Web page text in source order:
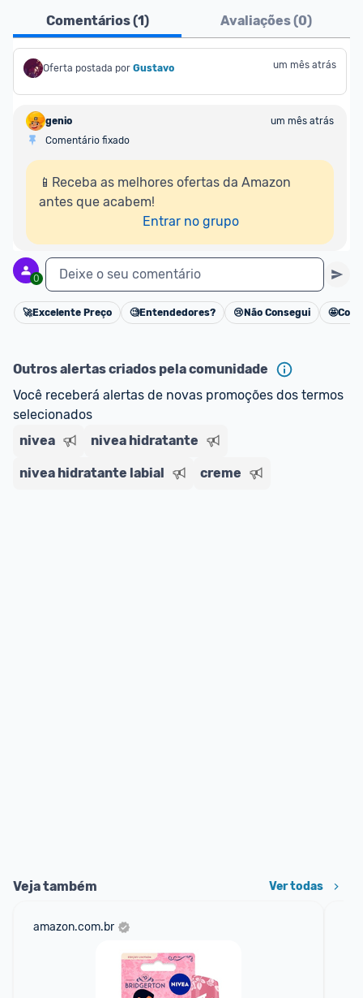
Comentários (1) Avaliações (0)
Oferta postada por Gustavo um mês atrás
genio
um mês atrás
Comentário fixado
📱Receba as melhores ofertas da Amazon
antes que acabem!
Entrar no grupo
0 Deixe o seu comentário
Cancelar
🚀Excelente Preço 🧐Entendedores? 😢 Não Consegui 🤩
Outros alertas criados pela comunidade
Você receberá alertas de novas promoções dos termos
selecionados
nivea
nivea hidratante
nivea hidratante labial creme
Veja também Ver todas
amazon.com.br